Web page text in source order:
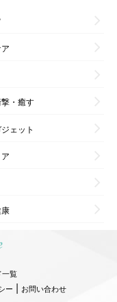
・癒す
ェット
一覧
ー | お問い合わせ